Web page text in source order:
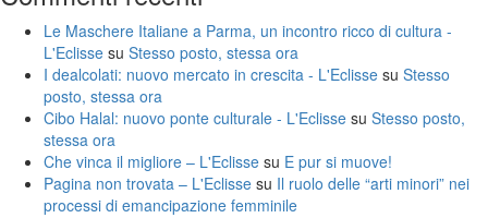
Le Maschere Italiane a Parma, un incontro ricco di cultura -
L'Eclisse su Stesso posto, stessa ora
I dealcolati: nuovo mercato in crescita - L'Eclisse su Stesso
posto, stessa ora
Cibo Halal: nuovo ponte culturale - L'Eclisse su Stesso posto,
stessa ora
Che vinca il migliore – L'Eclisse su E pur si muove!
Pagina non trovata – L'Eclisse su Il ruolo delle “arti minori” nei
processi di emancipazione femminile